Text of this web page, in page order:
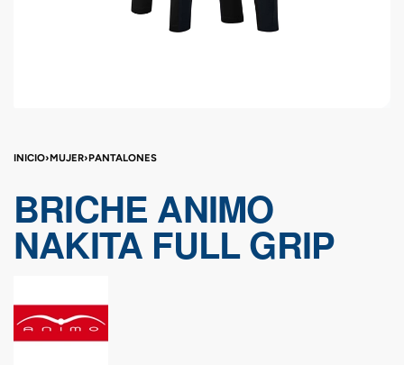
INICIO›MUJER›PANTALONES
BRICHE ANIMO
NAKITA FULL GRIP